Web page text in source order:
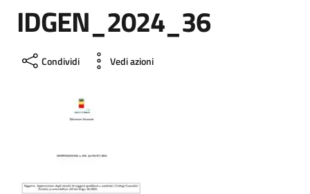
IDGEN_2024_36
Condividi Vedi azioni